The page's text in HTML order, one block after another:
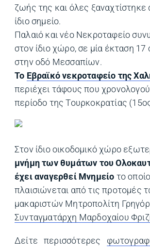
ζωής της και όλες
ίδιο σημείο.
Παλαιό και νέο Νεκροταφείο
στον ίδιο χώρο, σε μία έκταση
στην οδό Μεσσαπίων.
Το Εβραϊκό νεκροταφείο της
περιέχει τάφους που
περίοδο της Τουρκοκρατίας
Στον ίδιο οικοδομικό χώρο
μνήμη των θυμάτων του
έχει αναγερθεί Μνημείο το οποίο
πλαισιώνεται από τις προτομές
μακαριστών Μητροπολίτη
Συνταγματάρχη Μαρδοχαίου
Δείτε περισσότερες